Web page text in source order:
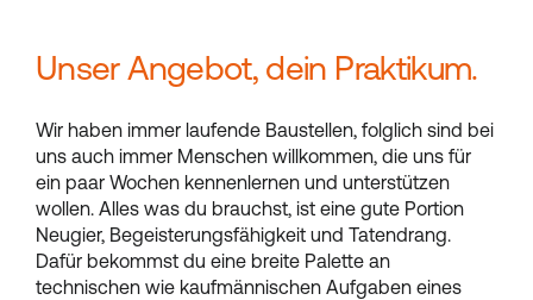
Unser Angebot, dein Praktikum.
Wir haben immer laufende Baustellen, folglich sind bei
uns auch immer Menschen willkommen, die uns für
ein paar Wochen kennenlernen und unterstützen
wollen. Alles was du brauchst, ist eine gute Portion
Neugier, Begeisterungsfähigkeit und Tatendrang.
Dafür bekommst du eine breite Palette an
technischen wie kaufmännischen Aufgaben eines